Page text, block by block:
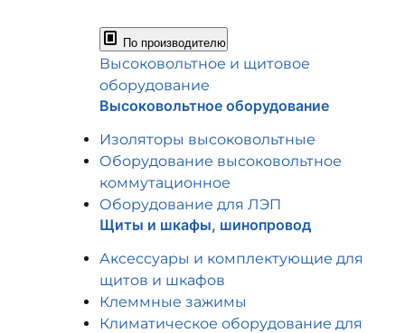
По производителю
Высоковольтное и щитовое
оборудование
Высоковольтное оборудование
Изоляторы высоковольтные
Оборудование высоковольтное
коммутационное
Оборудование для ЛЭП
Щиты и шкафы, шинопровод
Аксессуары и комплектующие для
щитов и шкафов
Клеммные зажимы
Климатическое оборудование для